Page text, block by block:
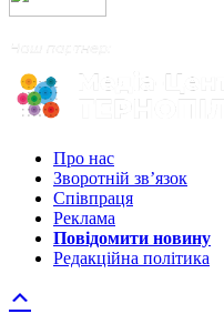
Про нас
Зворотній зв’язок
Співпраця
Реклама
Повідомити новину
Редакційна політика